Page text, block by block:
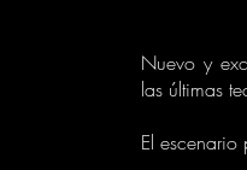
Nuevo y
las últimas
El